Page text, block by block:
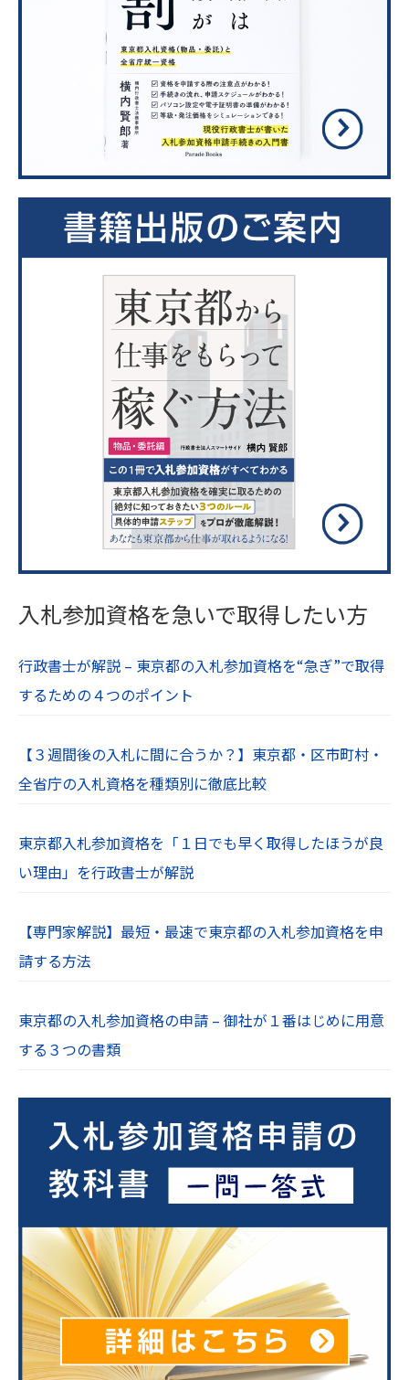
入札参加資格を急いで取得したい方
行政書士が解説 – 東京都の入札参加資格を“急ぎ”で取得
するための４つのポイント
【３週間後の入札に間に合うか？】東京都・区市町村・
全省庁の入札資格を種類別に徹底比較
東京都入札参加資格を「１日でも早く取得したほうが良
い理由」を行政書士が解説
【専門家解説】最短・最速で東京都の入札参加資格を申
請する方法
東京都の入札参加資格の申請 – 御社が１番はじめに用意
する３つの書類